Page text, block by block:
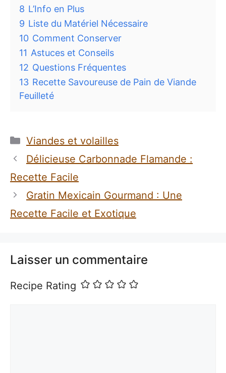
8 L’Info en Plus
9 Liste du Matériel Nécessaire
10 Comment Conserver
11 Astuces et Conseils
12 Questions Fréquentes
13 Recette Savoureuse de Pain de Viande
Feuilleté
Catégories
Viandes et volailles
Délicieuse Carbonnade Flamande :
Recette Facile
Gratin Mexicain Gourmand : Une
Recette Facile et Exotique
Laisser un commentaire
Recipe Rating